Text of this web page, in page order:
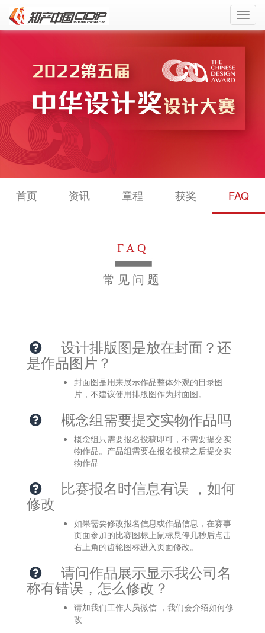
首页 资讯 章程 获奖 FAQ
FAQ
常见问题
设计排版图是放在封面？还
是作品图片？
封面图是用来展示作品整体外观的目录图
片，不建议使用排版图作为封面图。
概念组需要提交实物作品吗
概念组只需要报名投稿即可，不需要提交实
物作品。产品组需要在报名投稿之后提交实
物作品
比赛报名时信息有误 ，如何
修改
如果需要修改报名信息或作品信息，在赛事
页面参加的比赛图标上鼠标悬停几秒后点击
右上角的齿轮图标进入页面修改。
请问作品展示显示我公司名
称有错误，怎么修改？
请加我们工作人员微信 ，我们会介绍如何修
改